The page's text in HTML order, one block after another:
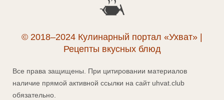
© 2018–2024 Кулинарный портал «Ухват» |
Рецепты вкусных блюд
Все права защищены. При цитировании материалов
наличие прямой активной ссылки на сайт uhvat.club
обязательно.